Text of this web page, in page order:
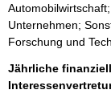
Unternehmen;
Forschung und
Jährliche